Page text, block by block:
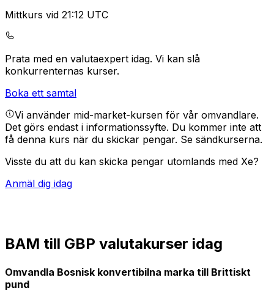
Mittkurs vid 21:12 UTC
Prata med en valutaexpert idag. Vi kan slå
konkurrenternas kurser.
Boka ett samtal
Vi använder mid-market-kursen för vår omvandlare.
Det görs endast i informationssyfte. Du kommer inte att
få denna kurs när du skickar pengar. Se sändkurserna.
Visste du att du kan skicka pengar utomlands med Xe?
Anmäl dig idag
BAM till GBP valutakurser idag
Omvandla Bosnisk konvertibilna marka till Brittiskt
pund